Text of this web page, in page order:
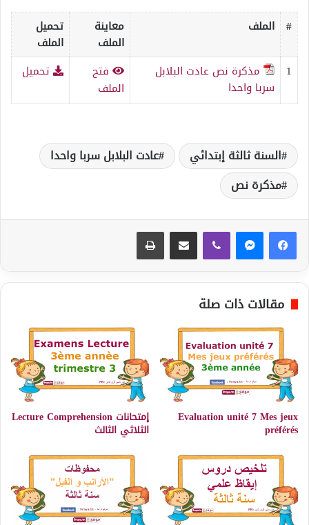
# الملف
معاينة
الملف
تحميل
الملف
1
مذكرة نص عادت البلابل
سربا واحدا
فتح
الملف
تحميل
السنة ثالثة إبتدائي
عادت البلابل سربا واحدا
مذكرة نص
مقالات ذات صلة
Evaluation unité 7 Mes jeux
préférés
إمتحانات Lecture Comprehension
الثلاثي الثالث